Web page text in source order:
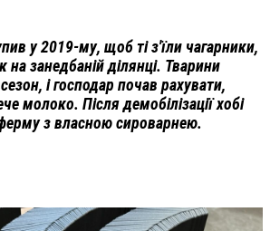
у 2019-му, щоб ті з'їли чагарники,
занедбаній ділянці. Тварини
і господар почав рахувати,
молоко. Після демобілізації хобі
з власною сироварнею.